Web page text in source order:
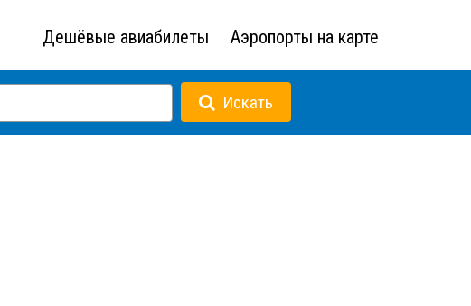
Дешёвые авиабилеты Аэропорты на карте
Искать